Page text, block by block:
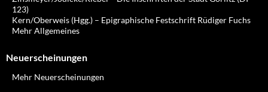
123)
Kern/Oberweis (Hgg.) – Epigraphische Festschrift Rüdiger Fuchs
Mehr Allgemeines
Neuerscheinungen
Mehr Neuerscheinungen